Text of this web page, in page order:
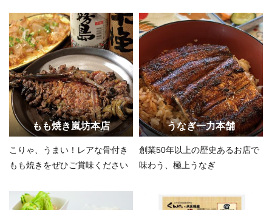
もも焼き嵐坊本店
こりゃ、うまい！レアな骨付き
もも焼きをぜひご賞味ください
うなぎ一力本舗
創業50年以上の歴史あるお店で
味わう、極上うなぎ